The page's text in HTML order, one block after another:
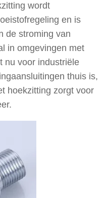
wordt
en is
de stroming van
in omgevingen met
nu voor industriële
thuis is,
hoekzitting zorgt voor